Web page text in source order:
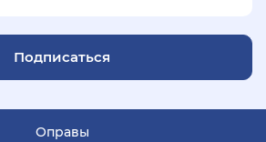
Подписаться
Оправы